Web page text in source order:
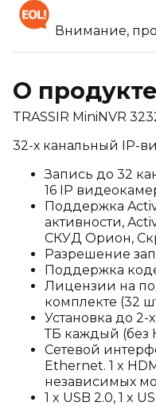
Внимание,
О продукте
TRASSIR MiniNVR
32-х канальный IP-
Запись до 32
16 IP
Поддержка
активности,
СКУД Орион,
Разрешение
Поддержка
Лицензии на
комплекте (32
Установка до 2-
ТБ каждый (без
Сетевой
Ethernet. 1 x
независимых
1 x USB 2.0, 1 x